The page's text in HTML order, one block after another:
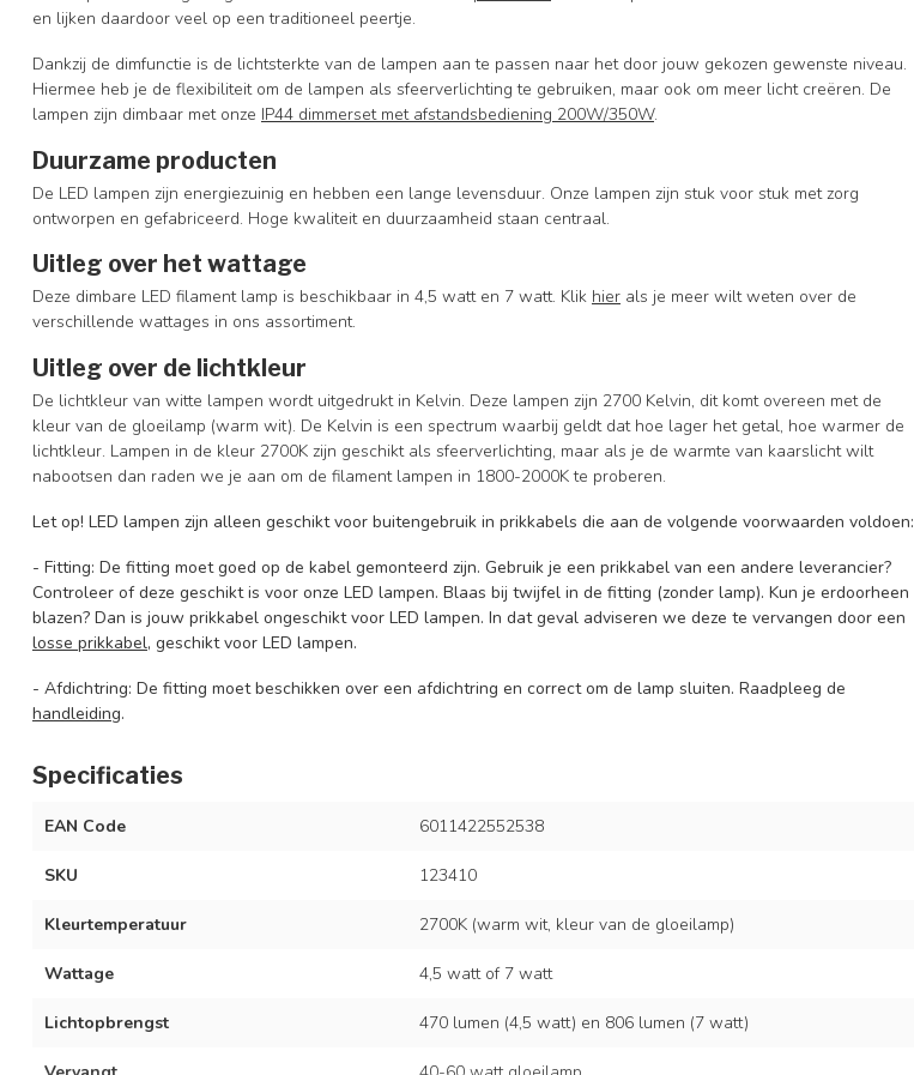
en lijken daardoor veel op een traditioneel peertje.
Dankzij de dimfunctie is de lichtsterkte van de lampen aan te passen naar het door jouw gekozen gewenste niveau.
Hiermee heb je de flexibiliteit om de lampen als sfeerverlichting te gebruiken, maar ook om meer licht creëren. De
lampen zijn dimbaar met onze IP44 dimmerset met afstandsbediening 200W/350W.
Duurzame producten
De LED lampen zijn energiezuinig en hebben een lange levensduur. Onze lampen zijn stuk voor stuk met zorg
ontworpen en gefabriceerd. Hoge kwaliteit en duurzaamheid staan centraal.
Uitleg over het wattage
Deze dimbare LED filament lamp is beschikbaar in 4,5 watt en 7 watt. Klik hier als je meer wilt weten over de
verschillende wattages in ons assortiment.
Uitleg over de lichtkleur
De lichtkleur van witte lampen wordt uitgedrukt in Kelvin. Deze lampen zijn 2700 Kelvin, dit komt overeen met de
kleur van de gloeilamp (warm wit). De Kelvin is een spectrum waarbij geldt dat hoe lager het getal, hoe warmer de
lichtkleur. Lampen in de kleur 2700K zijn geschikt als sfeerverlichting, maar als je de warmte van kaarslicht wilt
nabootsen dan raden we je aan om de filament lampen in 1800-2000K te proberen.
Let op! LED lampen zijn alleen geschikt voor buitengebruik in prikkabels die aan de volgende voorwaarden voldoen:
- Fitting: De fitting moet goed op de kabel gemonteerd zijn. Gebruik je een prikkabel van een andere leverancier?
Controleer of deze geschikt is voor onze LED lampen. Blaas bij twijfel in de fitting (zonder lamp). Kun je erdoorheen
blazen? Dan is jouw prikkabel ongeschikt voor LED lampen. In dat geval adviseren we deze te vervangen door een
losse prikkabel, geschikt voor LED lampen.
- Afdichtring: De fitting moet beschikken over een afdichtring en correct om de lamp sluiten. Raadpleeg de
handleiding.
Specificaties
EAN Code 6011422552538
SKU 123410
Kleurtemperatuur 2700K (warm wit, kleur van de gloeilamp)
Wattage 4,5 watt of 7 watt
Lichtopbrengst 470 lumen (4,5 watt) en 806 lumen (7 watt)